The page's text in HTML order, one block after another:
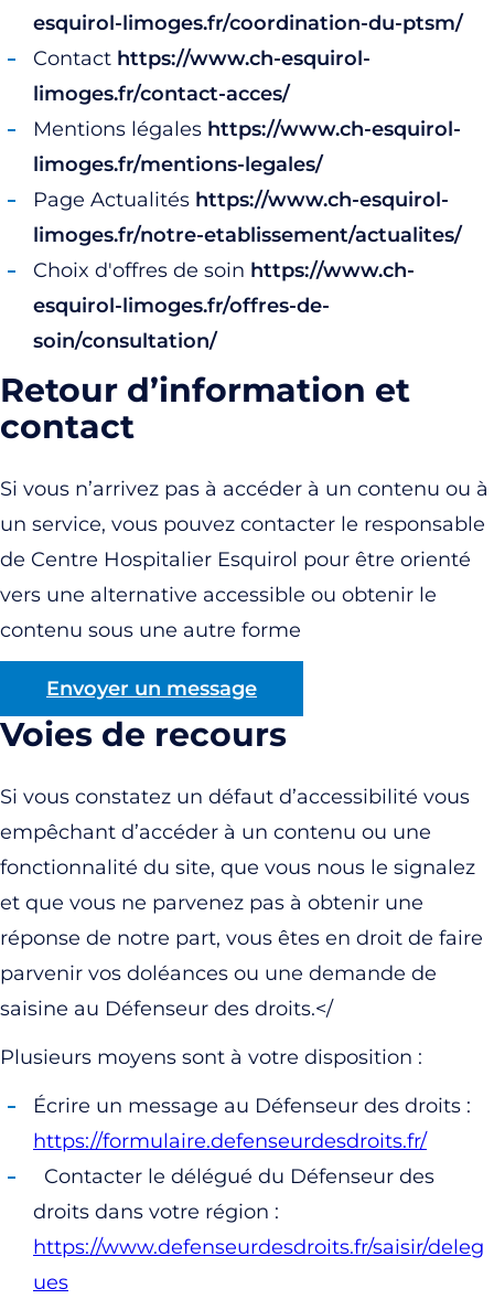
esquirol-limoges.fr/coordination-du-ptsm/
Contact https://www.ch-esquirol-
limoges.fr/contact-acces/
Mentions légales https://www.ch-esquirol-
limoges.fr/mentions-legales/
Page Actualités https://www.ch-esquirol-
limoges.fr/notre-etablissement/actualites/
Choix d'offres de soin https://www.ch-
esquirol-limoges.fr/offres-de-
soin/consultation/
Retour d’information et
contact
Si vous n’arrivez pas à accéder à un contenu ou à
un service, vous pouvez contacter le responsable
de Centre Hospitalier Esquirol pour être orienté
vers une alternative accessible ou obtenir le
contenu sous une autre forme
Envoyer un message
Voies de recours
Si vous constatez un défaut d’accessibilité vous
empêchant d’accéder à un contenu ou une
fonctionnalité du site, que vous nous le signalez
et que vous ne parvenez pas à obtenir une
réponse de notre part, vous êtes en droit de faire
parvenir vos doléances ou une demande de
saisine au Défenseur des droits.</
Plusieurs moyens sont à votre disposition :
Écrire un message au Défenseur des droits :
https://formulaire.defenseurdesdroits.fr/
Contacter le délégué du Défenseur des
droits dans votre région :
https://www.defenseurdesdroits.fr/saisir/deleg
ues